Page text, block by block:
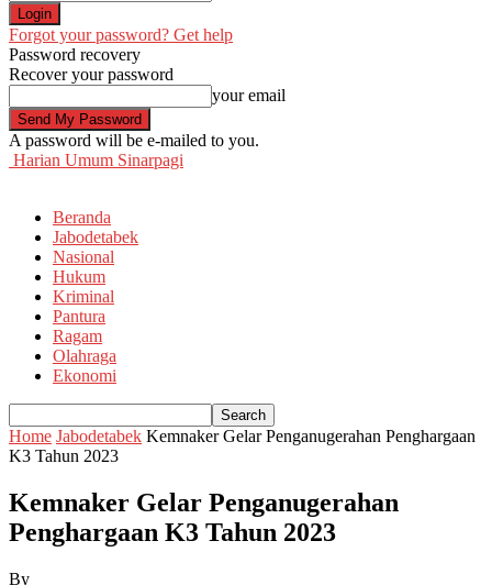
Forgot your password? Get help
Password recovery
Recover your password
your email
A password will be e-mailed to you.
Harian Umum Sinarpagi
Beranda
Jabodetabek
Nasional
Hukum
Kriminal
Pantura
Ragam
Olahraga
Ekonomi
Home Jabodetabek Kemnaker Gelar Penganugerahan Penghargaan
K3 Tahun 2023
Kemnaker Gelar Penganugerahan
Penghargaan K3 Tahun 2023
By